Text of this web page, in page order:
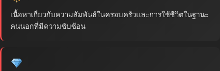
เนื้อหาเกี่ยวกับความสัมพันธ์ในครอบครัวและการใช้ชีวิตในฐานะ
คนนอกที่มีความซับซ้อน